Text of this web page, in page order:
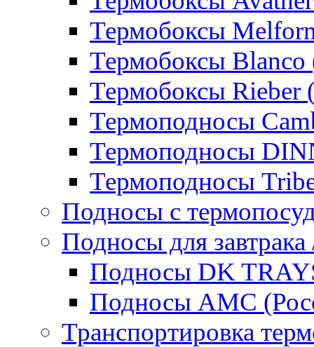
Термобоксы
Термобоксы Blanco
Термобоксы Rieber
Термоподносы
Термоподносы
Термоподносы
Подносы с
Подносы для завтрака
Подносы DK
Подносы AMC
Транспортировка